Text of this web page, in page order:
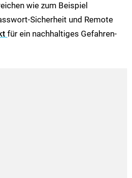
wie zum Beispiel
Sicherheit und Remote
für ein nachhaltiges Gefahren-